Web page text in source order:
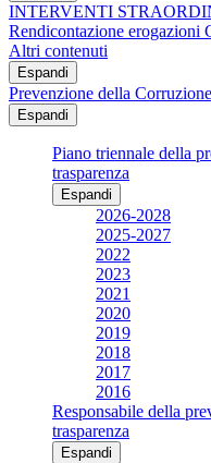
INTERVENTI
Rendicontazione erogazioni
Altri contenuti
Espandi
Prevenzione della Corruzione
Espandi
Piano triennale della
trasparenza
Espandi
2026-2028
2025-2027
2022
2023
2021
2020
2019
2018
2017
2016
Responsabile della
trasparenza
Espandi